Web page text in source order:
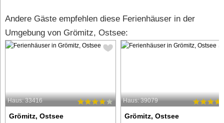
Andere Gäste empfehlen diese Ferienhäuser in der
Umgebung von Grömitz, Ostsee:
Haus: 33416
Grömitz, Ostsee
Haus: 39079
Grömitz, Ostsee